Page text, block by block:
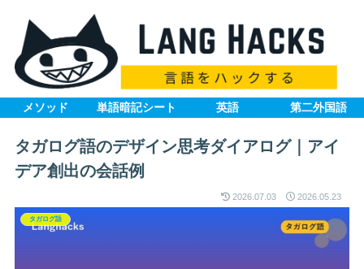
メソッド 単語暗記シート 英語 第二外国語
タガログ語のデザイン思考ダイアログ｜アイ
デア創出の会話例
2026.07.03 2026.05.23
タガログ語